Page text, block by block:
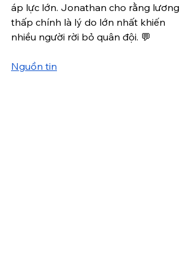
áp lực lớn. Jonathan cho rằng lương
thấp chính là lý do lớn nhất khiến
nhiều người rời bỏ quân đội. 💬
Nguồn tin